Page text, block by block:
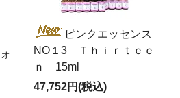
ピンクエッセンス
NO１3 Ｔｈｉｒｔｅｅ
ｎ 15ml
47,752円(税込)